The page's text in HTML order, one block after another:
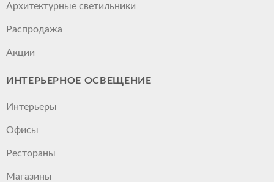
Архитектурные светильники
Распродажа
Акции
ИНТЕРЬЕРНОЕ ОСВЕЩЕНИЕ
Интерьеры
Офисы
Рестораны
Магазины